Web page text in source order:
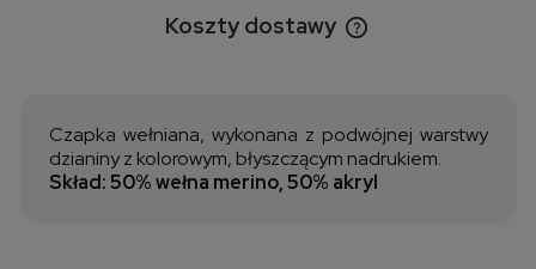
Koszty dostawy
Cena nie zawiera ewentualnych kosztów płatności
Czapka wełniana, wykonana z podwójnej warstwy
dzianiny z kolorowym, błyszczącym nadrukiem.
Skład: 50% wełna merino, 50% akryl